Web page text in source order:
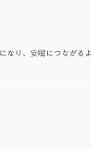
なり、安眠につながる